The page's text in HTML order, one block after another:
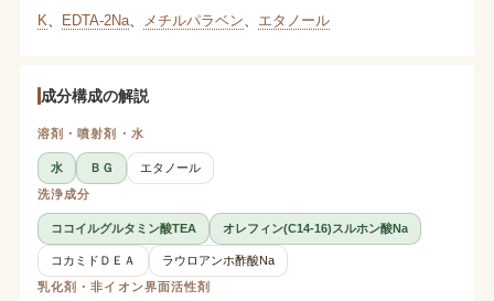
K
EDTA-2Na、 メチルパラベン エタノール
成分構成の解説
溶剤・噴射剤・水
水 ＢＧ
エタノール
洗浄成分
ココイルグルタミン酸TEA オレフィン(C14-16)スルホン酸Na
コカミドＤＥＡ
ラウロアンホ酢酸Na
乳化剤・非イオン界面活性剤